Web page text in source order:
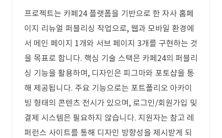
프로젝트는 카페24 플랫폼을 기반으로 한 자사 홈페
이지 리뉴얼 퍼블리싱 작업으로, 웹과 모바일 환경에
서 메인 페이지 1개와 서브 페이지 3개를 구현하는 것
을 목표로 합니다. 핵심 기술 스택은 카페24의 퍼블리
싱 기능을 활용하며, 디자인은 피그마와 포토샵을 통
해 제공됩니다. 주요 기능으로는 포트폴리오 아카이
빙 형태의 콘텐츠 전시가 있으며, 로그인/회원가입 및
결제 시스템은 필요하지 않습니다. 지원자는 참고 레
퍼런스 사이트를 통해 디자인 방향성을 제시받게 되